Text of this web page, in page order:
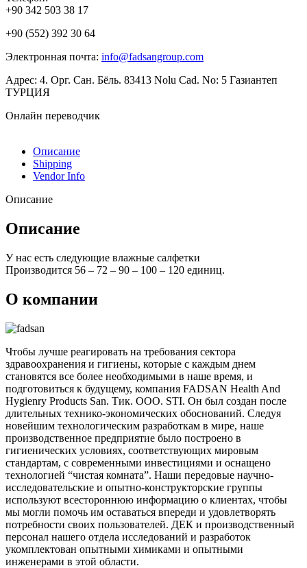
+90 342 503 38 17
+90 (552) 392 30 64
Электронная почта: info@fadsangroup.com
Адрес: 4. Орг. Сан. Бёль. 83413 Nolu Cad. No: 5 Газиантеп
ТУРЦИЯ
Онлайн переводчик
Описание
Shipping
Vendor Info
Описание
Описание
У нас есть следующие влажные салфетки
Производится 56 – 72 – 90 – 100 – 120 единиц.
О компании
Чтобы лучше реагировать на требования сектора
здравоохранения и гигиены, которые с каждым днем
становятся все более необходимыми в наше время, и
подготовиться к будущему, компания FADSAN Health And
Hygienry Products San. Тик. ООО. STI. Он был создан после
длительных технико-экономических обоснований. Следуя
новейшим технологическим разработкам в мире, наше
производственное предприятие было построено в
гигиенических условиях, соответствующих мировым
стандартам, с современными инвестициями и оснащено
технологией “чистая комната”. Наши передовые научно-
исследовательские и опытно-конструкторские группы
используют всестороннюю информацию о клиентах, чтобы
мы могли помочь им оставаться впереди и удовлетворять
потребности своих пользователей. ДЕК и производственный
персонал нашего отдела исследований и разработок
укомплектован опытными химиками и опытными
инженерами в этой области.